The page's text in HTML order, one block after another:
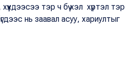
тэр ч бүү хэл хүртэл тэр
нь заавал асуу, хариултыг